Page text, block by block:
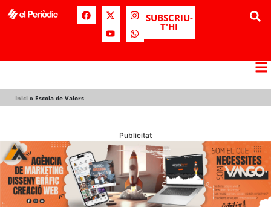
SUBSCRIU-
T'HI
Inici » Escola de Valors
Publicitat